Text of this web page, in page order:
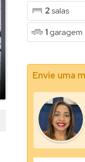
(1)
(2)
Residencial (1)
Santo Amaro (1)
(1)
(1)
de Ouro Branco (2)
2salas
1 garagem
Envie uma